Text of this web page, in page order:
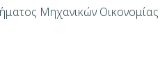
Μηχανικών Οικονομίας